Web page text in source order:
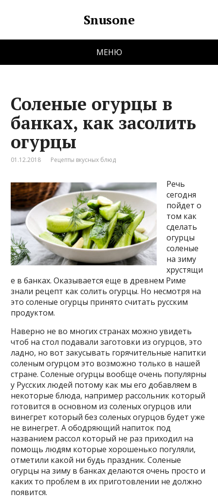
Snusone
МЕНЮ
Соленые огурцы в
банках, как засолить
огурцы
01.12.2018 Рецепты вкусных блюд
Речь
сегодня
пойдет о
том как
сделать
огурцы
соленые
на зиму
хрустящи
е в банках. Оказывается еще в древнем Риме
знали рецепт как солить огурцы. Но несмотря на
это соленые огурцы принято считать русским
продуктом.
Наверно не во многих странах можно увидеть
чтоб на стол подавали заготовки из огурцов, это
ладно, но вот закусывать горячительные напитки
соленым огурцом это возможно только в нашей
стране. Соленые огурцы вообще очень популярны
у Русских людей потому как мы его добавляем в
некоторые блюда, например рассольник который
готовится в основном из соленых огурцов или
винегрет который без соленых огурцов будет уже
не винегрет. А ободряющий напиток под
названием рассол который не раз приходил на
помощь людям которые хорошенько погуляли,
отметили какой ни будь праздник. Соленые
огурцы на зиму в банках делаются очень просто и
каких то проблем в их приготовлении не должно
появится.